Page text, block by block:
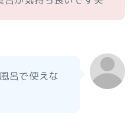
呂で使えな